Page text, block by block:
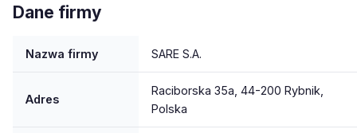
Dane firmy
Nazwa firmy SARE S.A.
Adres
Raciborska 35a, 44-200 Rybnik,
Polska